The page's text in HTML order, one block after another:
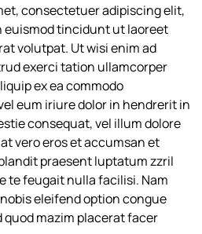
consectetuer adipiscing elit,
euismod tincidunt ut laoreet
volutpat. Ut wisi enim ad
exerci tation ullamcorper
ex ea commodo
eum iriure dolor in hendrerit in
consequat, vel illum dolore
vero eros et accumsan et
praesent luptatum zzril
te feugait nulla facilisi. Nam
eleifend option congue
mazim placerat facer